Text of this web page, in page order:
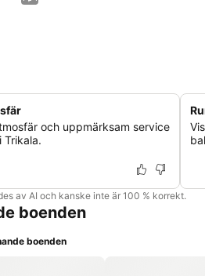
och uppmärksam service
Trikala.
av AI och kanske inte är 100 % korrekt.
boenden
boenden